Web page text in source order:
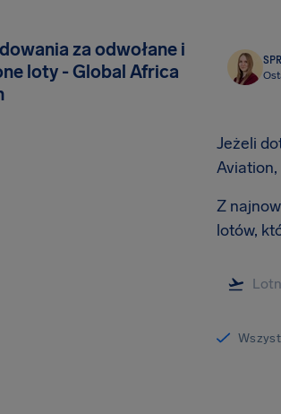
za odwołane i
loty - Global Africa
Jeżeli
Z
lotów,